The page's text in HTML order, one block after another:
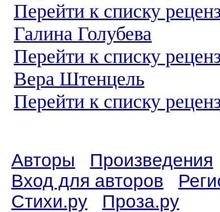
Перейти к списку
Галина Голубева
Перейти к списку
Вера Штенцель
Перейти к списку
Авторы
Произведения
Вход для авторов
Стихи.ру
Проза.ру